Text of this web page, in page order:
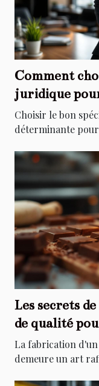
Comment
juridique
Choisir le bon
déterminante
Les secrets
de qualité
La fabrication
demeure un art